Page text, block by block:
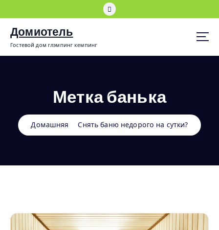
т
м
Домиотель
Гостевой дом глэмпинг кемпинг
Метка банька
Домашняя Снять баню недорого на сутки?